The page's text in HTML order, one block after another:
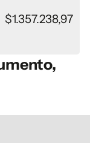
$1.357.238,97